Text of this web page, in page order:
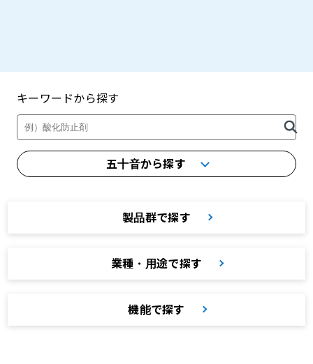
キーワードから探す
五十音から探す
製品群で探す
業種・用途で探す
機能で探す